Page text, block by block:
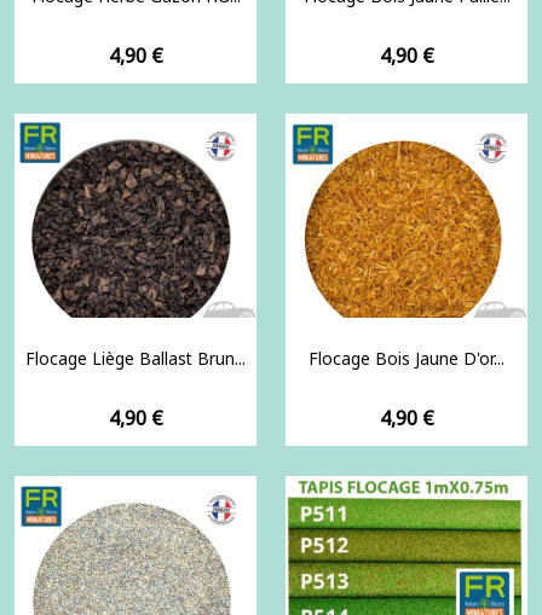
Prix
4,90 € Prix
4,90 €
Flocage Liège Ballast Brun...
Prix
4,90 €
Flocage Bois Jaune D'or...
Prix
4,90 €